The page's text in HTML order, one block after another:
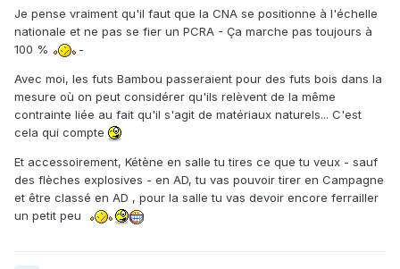
Je pense vraiment qu'il faut que la CNA se positionne à l'échelle
nationale et ne pas se fier un PCRA - Ça marche pas toujours à
100 %
-
Avec moi, les futs Bambou passeraient pour des futs bois dans la
mesure où on peut considérer qu'ils relèvent de la même
contrainte liée au fait qu'il s'agit de matériaux naturels... C'est
cela qui compte
Et accessoirement, Kétène en salle tu tires ce que tu veux - sauf
des flèches explosives - en AD, tu vas pouvoir tirer en Campagne
et être classé en AD , pour la salle tu vas devoir encore ferrailler
un petit peu